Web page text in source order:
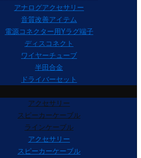
アナログアクセサリー
音質改善アイテム
電源コネクター用Yラグ端子
ディスコネクト
ワイヤーチューブ
半田合金
ドライバーセット
アクセサリー
スピーカーケーブル
ラインケーブル
アクセサリー
スピーカーケーブル